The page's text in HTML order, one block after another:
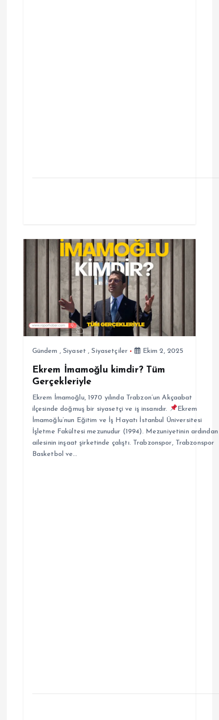
Gündem ,Siyaset ,Siyasetçiler Ekim 2, 2025
Ekrem İmamoğlu kimdir? Tüm
Gerçekleriyle
Ekrem İmamoğlu, 1970 yılında Trabzon’un Akçaabat
ilçesinde doğmuş bir siyasetçi ve iş insanıdır.
Ekrem
İmamoğlu’nun Eğitim ve İş Hayatı İstanbul Üniversitesi
İşletme Fakültesi mezunudur (1994). Mezuniyetinin ardından
ailesinin inşaat şirketinde çalıştı. Trabzonspor, Trabzonspor
Basketbol ve…